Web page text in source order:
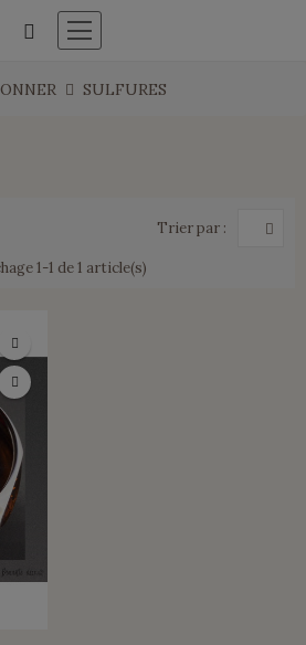
SULFURES
Trier par :
1-1 de 1 article(s)